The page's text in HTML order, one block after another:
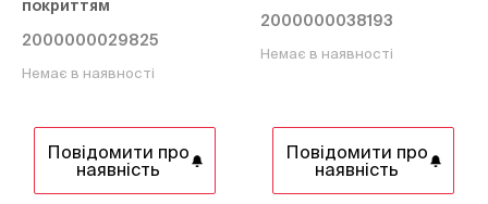
покриттям
2000000029825
Немає в наявності
Повідомити про
наявність
2000000038193
Немає в наявності
Повідомити про
наявність